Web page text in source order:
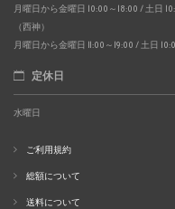
月曜日から金曜日 10:00～18:00 / 土日
（西神）
月曜日から金曜日 11:00～19:00 / 土日
定休日
水曜日
ご利用規約
総額について
送料について